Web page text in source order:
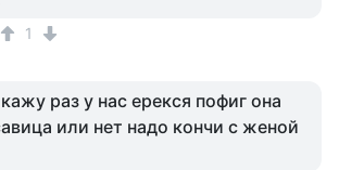
1
раз у нас ерекся пофиг она
или нет надо кончи с женой